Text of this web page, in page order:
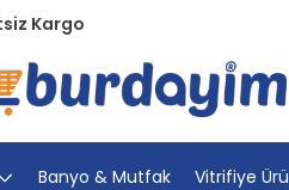
Kargo
Banyo & Mutfak Vitrifiye